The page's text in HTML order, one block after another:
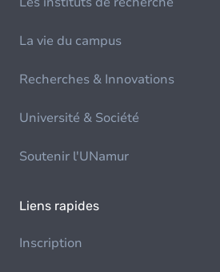
La vie du campus
Recherches & Innovations
Université & Société
Soutenir l'UNamur
Liens rapides
Inscription